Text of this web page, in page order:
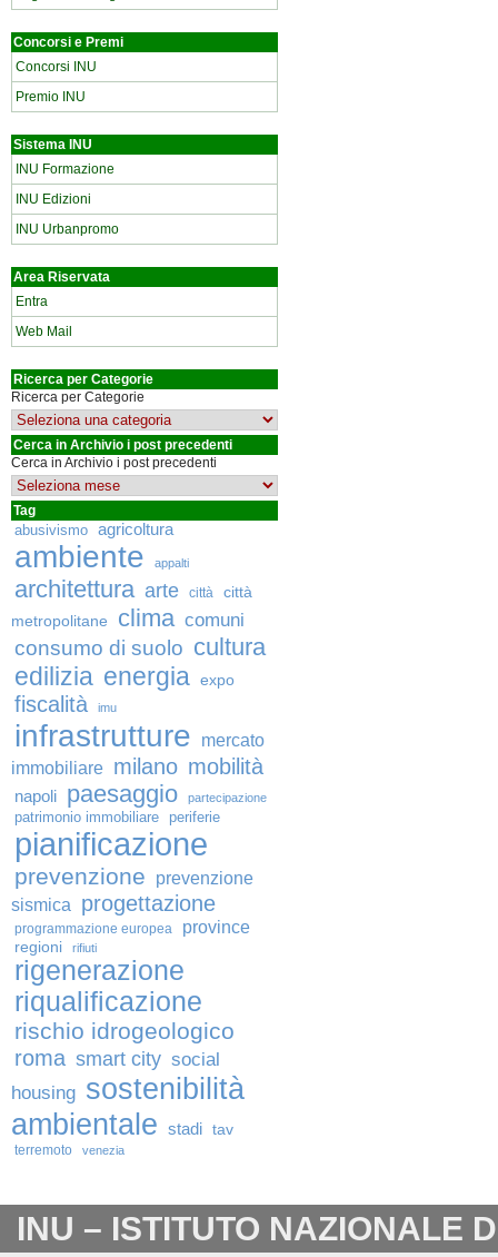
Concorsi e Premi
Concorsi INU
Premio INU
Sistema INU
INU Formazione
INU Edizioni
INU Urbanpromo
Area Riservata
Entra
Web Mail
Ricerca per Categorie
Ricerca per Categorie
Cerca in Archivio i post precedenti
Cerca in Archivio i post precedenti
Tag
abusivismo agricoltura
ambiente appalti
architettura arte città
città
metropolitane
clima comuni
consumo di suolo cultura
edilizia energia expo
fiscalità imu
infrastrutture
mercato
immobiliare milano mobilità
napoli paesaggio partecipazione
patrimonio immobiliare periferie
pianificazione
prevenzione
prevenzione
sismica
progettazione
programmazione europea province
regioni rifiuti
rigenerazione
riqualificazione
rischio idrogeologico
roma smart city social
housing sostenibilità
ambientale stadi tav
terremoto venezia
INU – ISTITUTO NAZIONALE